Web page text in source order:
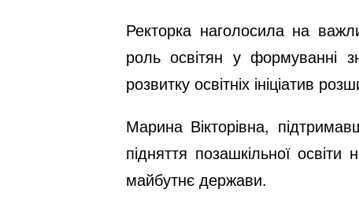
Ректорка наголосила на
роль освітян у формуванні
розвитку освітніх ініціатив
Марина Вікторівна,
підняття позашкільної
майбутнє держави.